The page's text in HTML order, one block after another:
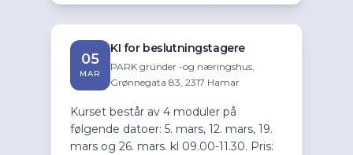
05
MAR
KI for beslutningstagere
PARK gründer -og næringshus,
Grønnegata 83, 2317 Hamar
Kurset består av 4 moduler på
følgende datoer: 5. mars, 12. mars, 19.
mars og 26. mars. kl 09.00-11.30. Pris: